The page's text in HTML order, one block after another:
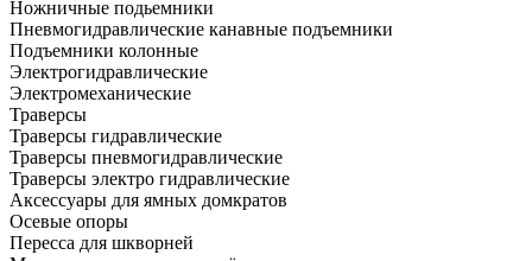
Ножничные подьемники
Пневмогидравлические канавные подъемники
Подъемники колонные
Электрогидравлические
Электромеханические
Траверсы
Траверсы гидравлические
Траверсы пневмогидравлические
Траверсы электро гидравлические
Аксессуары для ямных домкратов
Осевые опоры
Пересса для шкворней